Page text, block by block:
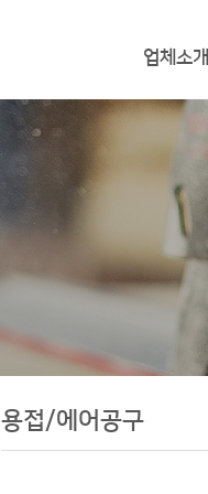
업체소개
인사말
용접/에어공구